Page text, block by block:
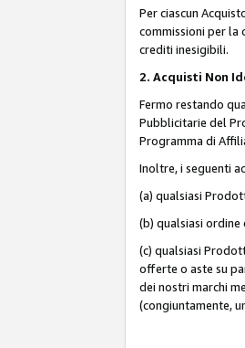
Per ciascun
commissioni per la
crediti inesigibili.
2. Acquisti Non
Fermo restando
Pubblicitarie del
Programma di
Inoltre, i seguenti
(a) qualsiasi
(b) qualsiasi
(c) qualsiasi
offerte o aste su
dei nostri marchi
(congiuntamente,